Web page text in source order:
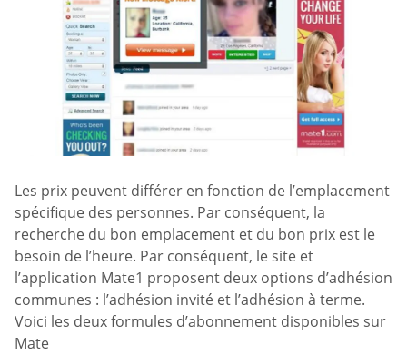
Les prix peuvent différer en fonction de l’emplacement
spécifique des personnes. Par conséquent, la
recherche du bon emplacement et du bon prix est le
besoin de l’heure. Par conséquent, le site et
l’application Mate1 proposent deux options d’adhésion
communes : l’adhésion invité et l’adhésion à terme.
Voici les deux formules d’abonnement disponibles sur
Mate